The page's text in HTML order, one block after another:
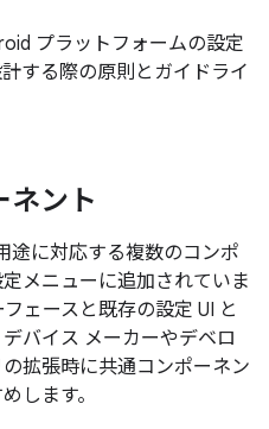
プラットフォームの設定
する際の原則とガイドライ
ネント
途に対応する複数のコンポ
メニューに追加されていま
ェースと既存の設定 UI と
バイス メーカーやデベロ
拡張時に共通コンポーネン
します。